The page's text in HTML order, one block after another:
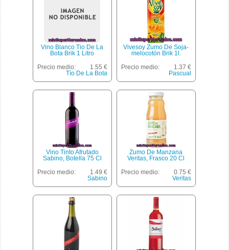
Vino Blanco Tio De La
Bota Brik 1 Litro
Precio medio:
1.55 €
Tío De La Bota
Vivesoy Zumo De Soja-
melocotón Brik 1l.
Precio medio:
1.37 €
Pascual
Vino Tinto Afrutado
Sabino, Botella 75 Cl
Precio medio:
1.49 €
Sabino
Zumo De Manzana
Veritas, Frasco 20 Cl
Precio medio:
0.75 €
Veritas